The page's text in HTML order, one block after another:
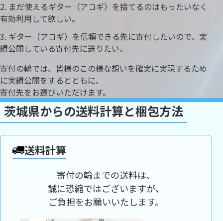
まだ使えるギター（アコギ）を捨てるのはもったいなく
有効利用して欲しい。
ギター（アコギ）を信頼できる先に寄付したいので、実
績公開している寄付先に送りたい。
寄付の輪では、皆様のこの様な想いを確実に実現するため
に実績公開をするとともに、
寄付先をお選びいただけます。
茨城県からの送料計算と梱包方法
送料計算
寄付の輪までの送料は、
誠に恐縮ではございますが、
ご負担をお願いいたします。